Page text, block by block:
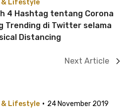
& Lifestyle
4 Hashtag tentang Corona
Trending di Twitter selama
Distancing
Next Article
& Lifestyle · 24 November 2019